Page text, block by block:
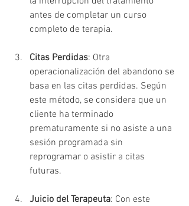
antes de completar un curso
completo de terapia.
Citas Perdidas: Otra
operacionalización del abandono se
basa en las citas perdidas. Según
este método, se considera que un
cliente ha terminado
prematuramente si no asiste a una
sesión programada sin
reprogramar o asistir a citas
futuras.
Juicio del Terapeuta: Con este